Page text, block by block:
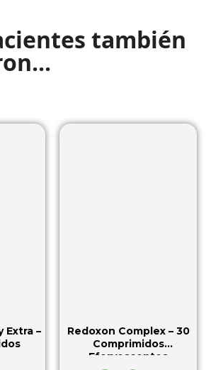
también
Extra –
Redoxon Complex – 30
Comprimidos
Efervescentes